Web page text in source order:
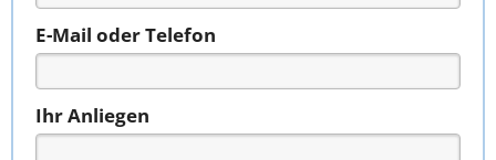
E-Mail oder Telefon
Ihr Anliegen